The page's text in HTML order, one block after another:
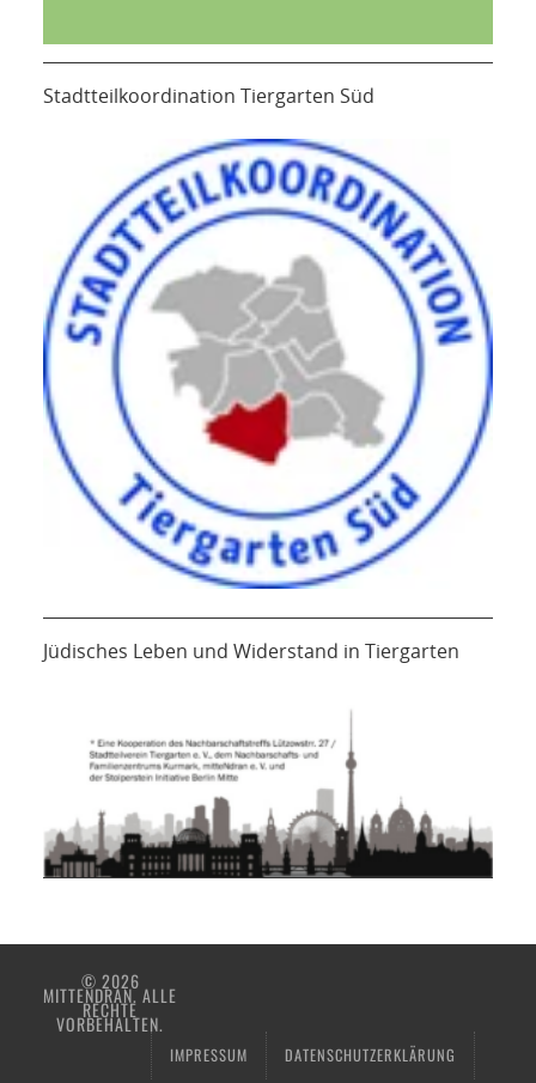
Stadtteilkoordination Tiergarten Süd
Jüdisches Leben und Widerstand in Tiergarten
© 2026
MITTENDRAN. ALLE
RECHTE
VORBEHALTEN.
IMPRESSUM DATENSCHUTZERKLÄRUNG